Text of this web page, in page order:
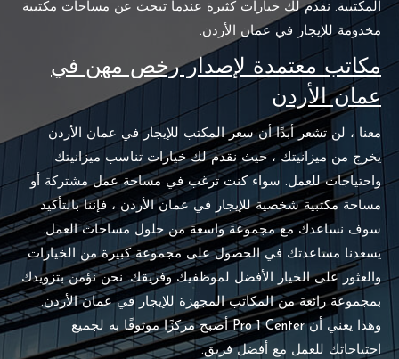
المكتبية. نقدم لك خيارات كثيرة عندما تبحث عن مساحات مكتبية
مخدومة للإيجار في عمان الأردن.
مكاتب معتمدة لإصدار رخص مهن في
عمان الأردن
معنا ، لن تشعر أبدًا أن سعر المكتب للإيجار في عمان الأردن
يخرج من ميزانيتك ، حيث نقدم لك خيارات تناسب ميزانيتك
واحتياجات للعمل. سواء كنت ترغب في مساحة عمل مشتركة أو
مساحة مكتبية شخصية للإيجار في عمان الأردن ، فإننا بالتأكيد
سوف نساعدك مع مجموعة واسعة من حلول مساحات العمل.
يسعدنا مساعدتك في الحصول على مجموعة كبيرة من الخيارات
والعثور على الخيار الأفضل لموظفيك وفريقك. نحن نؤمن بتزويدك
بمجموعة رائعة من المكاتب المجهزة للإيجار في عمان الأردن.
وهذا يعني أن Pro 1 Center أصبح مركزًا موثوقًا به لجميع
احتياجاتك للعمل مع أفضل فريق.